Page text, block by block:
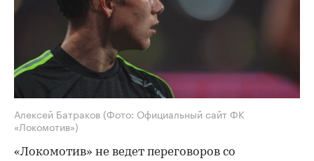
Алексей Батраков (Фото: Официальный сайт ФК
«Локомотив»)
«Локомотив» не ведет переговоров со